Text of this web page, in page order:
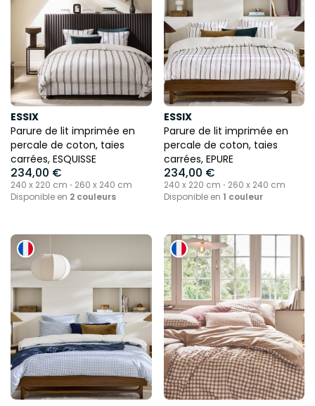
ESSIX
Parure de lit imprimée en
percale de coton, taies
carrées, ESQUISSE
234,00 €
240 x 220 cm ⋅ 260 x 240 cm
Disponible en 2 couleurs
ESSIX
Parure de lit imprimée en
percale de coton, taies
carrées, EPURE
234,00 €
240 x 220 cm ⋅ 260 x 240 cm
Disponible en 1 couleur